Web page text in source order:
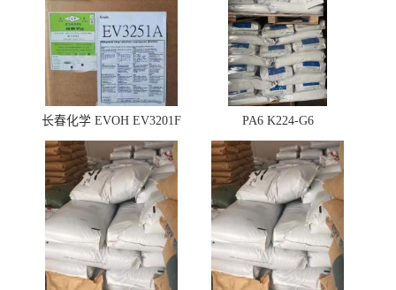
长春化学 EVOH EV3201F PA6 K224-G6